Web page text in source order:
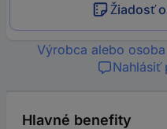
Žiadosť
Výrobca alebo
Nahlásiť
Hlavné benefity